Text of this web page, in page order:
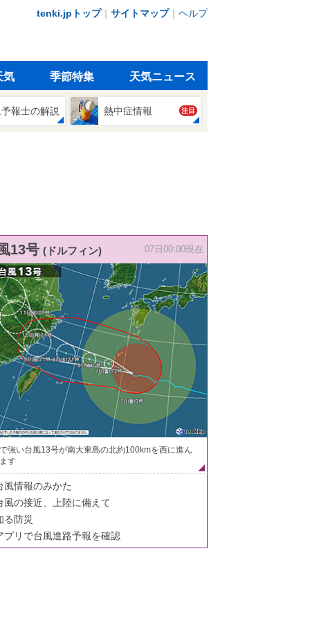
tenki.jpトップ｜ サイトマップ｜ ヘルプ
気 季節特集 天気ニュース
報士の解説 熱中症情報 注目
13号 (ドルフィン) 07日00:00現在
強い台風13号が南大東島の北約100kmを西に進ん
す
風情報のみかた
風の接近、上陸に備えて
る防災
プリで台風進路予報を確認